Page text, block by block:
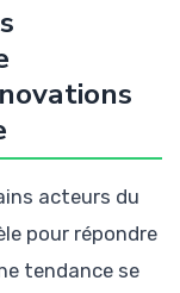
acteurs du
pour répondre
tendance se